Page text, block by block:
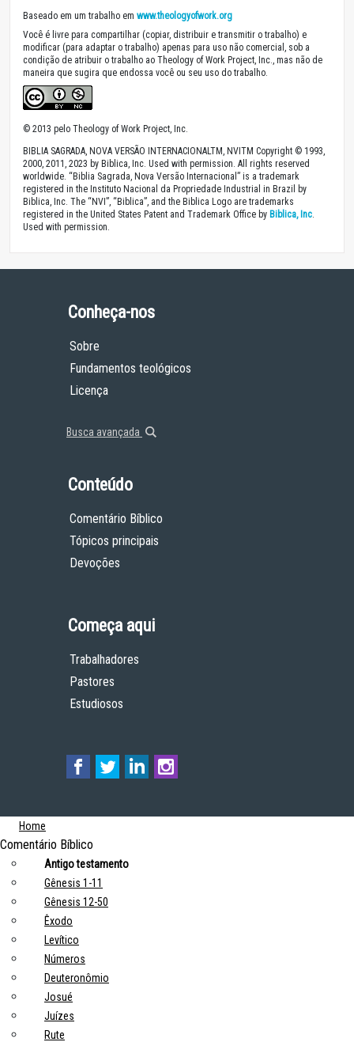
Baseado em um trabalho em www.theologyofwork.org
Você é livre para compartilhar (copiar, distribuir e transmitir o trabalho) e
modificar (para adaptar o trabalho) apenas para uso não comercial, sob a
condição de atribuir o trabalho ao Theology of Work Project, Inc., mas não de
maneira que sugira que endossa você ou seu uso do trabalho.
© 2013 pelo Theology of Work Project, Inc.
BIBLIA SAGRADA, NOVA VERSÃO INTERNACIONALTM, NVITM Copyright © 1993,
2000, 2011, 2023 by Biblica, Inc. Used with permission. All rights reserved
worldwide. “Biblia Sagrada, Nova Versão Internacional” is a trademark
registered in the Instituto Nacional da Propriedade Industrial in Brazil by
Biblica, Inc. The “NVI”, “Biblica”, and the Biblica Logo are trademarks
registered in the United States Patent and Trademark Office by Biblica, Inc
Used with permission.
Conheça-nos
Sobre
Fundamentos teológicos
Licença
Busca avançada
Conteúdo
Comentário Bíblico
Tópicos principais
Devoções
Começa aqui
Trabalhadores
Pastores
Estudiosos
Home
Comentário Bíblico
Antigo testamento
Gênesis 1-11
Gênesis 12-50
Êxodo
Levítico
Números
Deuteronômio
Josué
Juízes
Rute